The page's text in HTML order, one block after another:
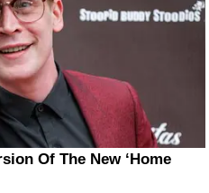
Of The New ‘Home